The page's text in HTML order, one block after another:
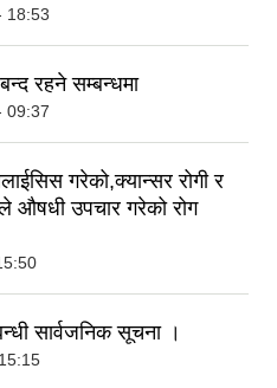
18:53
रहने सम्बन्धमा
09:37
गरेको,क्यान्सर रोगी र
औषधी उपचार गरेको रोग
सार्वजनिक सूचना ।